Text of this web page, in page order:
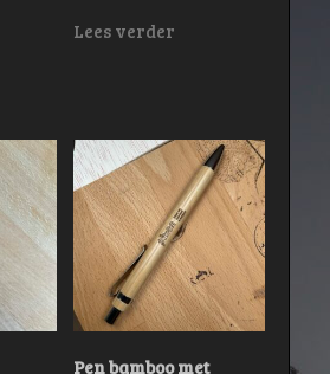
Lees verder
Pen bamboo met